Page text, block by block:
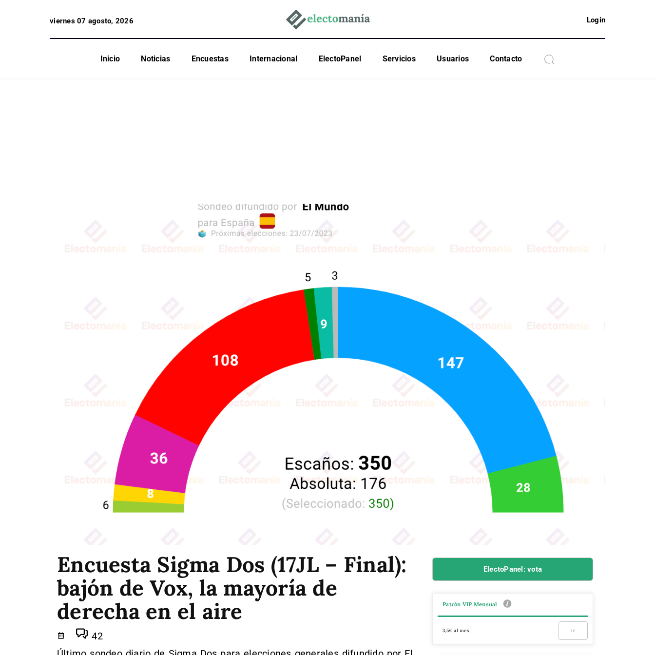
viernes 07 agosto, 2026 Login
Inicio Noticias Encuestas Internacional ElectoPanel Servicios Usuarios Contacto
Encuesta Sigma Dos (17JL – Final):
bajón de Vox, la mayoría de
derecha en el aire
42
ElectoPanel: vota
Patrón VIP Mensual
3,5€ al mes Ir